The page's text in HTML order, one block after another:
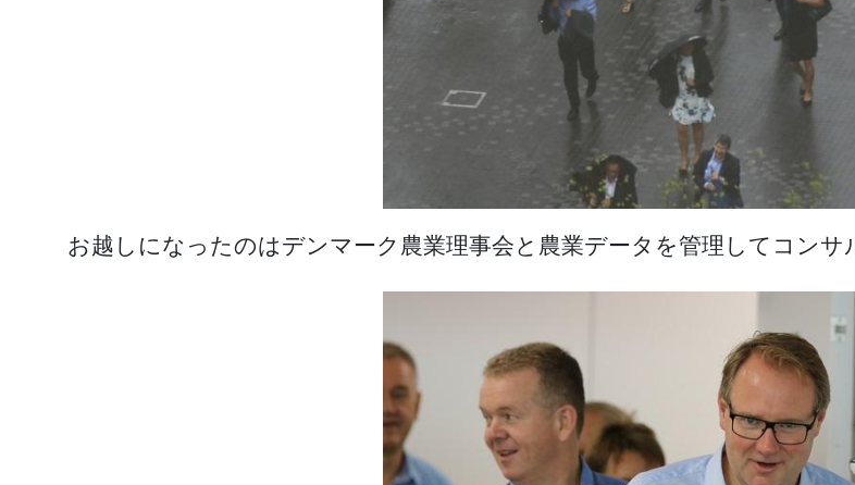
お越しになったのはデンマーク農業理事会と農業データを管理してコンサ